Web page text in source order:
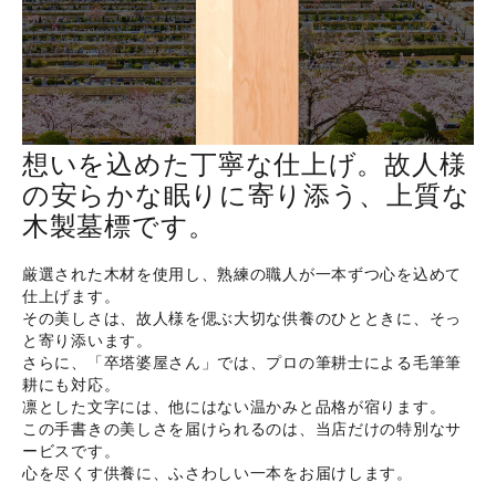
ホーム
商品から探す
特集
会員メニュー
ご利用ガイド
お問い合わせ
よみもの
想いを込めた丁寧な仕上げ。故人様
の安らかな眠りに寄り添う、上質な
木製墓標です。
厳選された木材を使用し、熟練の職人が一本ずつ心を込めて
仕上げます。
その美しさは、故人様を偲ぶ大切な供養のひとときに、そっ
と寄り添います。
さらに、「卒塔婆屋さん」では、プロの筆耕士による毛筆筆
耕にも対応。
凛とした文字には、他にはない温かみと品格が宿ります。
この手書きの美しさを届けられるのは、当店だけの特別なサ
ービスです。
心を尽くす供養に、ふさわしい一本をお届けします。